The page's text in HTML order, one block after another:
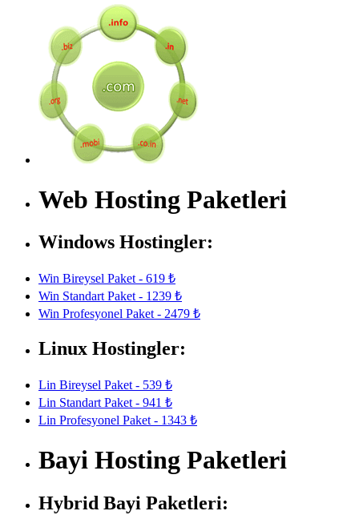
Web Hosting Paketleri
Windows Hostingler:
Win Bireysel Paket - 619 ₺
Win Standart Paket - 1239 ₺
Win Profesyonel Paket - 2479 ₺
Linux Hostingler:
Lin Bireysel Paket - 539 ₺
Lin Standart Paket - 941 ₺
Lin Profesyonel Paket - 1343 ₺
Bayi Hosting Paketleri
Hybrid Bayi Paketleri: